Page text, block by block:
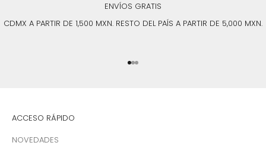
ENVÍOS GRATIS
CDMX A PARTIR DE 1,500 MXN. RESTO DEL PAÍS A PARTIR DE 5,000 MXN.
Ir al artículo 1
Ir al artículo 2
Ir al artículo 3
ACCESO RÁPIDO
NOVEDADES